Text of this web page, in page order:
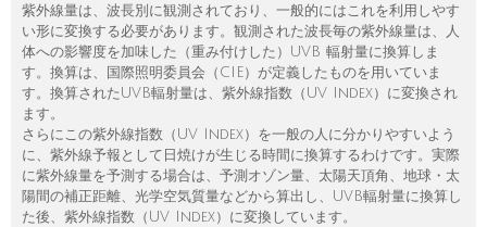
紫外線量は、波長別に観測されており、一般的にはこれを利用しやす
い形に変換する必要があります。観測された波長毎の紫外線量は、人
体への影響度を加味した（重み付けした）UVB 輻射量に換算しま
す。換算は、国際照明委員会（CIE）が定義したものを用いていま
す。換算されたUVB輻射量は、紫外線指数（UV Index）に変換され
ます。
さらにこの紫外線指数（UV Index）を一般の人に分かりやすいよう
に、紫外線予報として日焼けが生じる時間に換算するわけです。実際
に紫外線量を予測する場合は、予測オゾン量、太陽天頂角、地球・太
陽間の補正距離、光学空気質量などから算出し、UVB輻射量に換算し
た後、紫外線指数（UV Index）に変換しています。